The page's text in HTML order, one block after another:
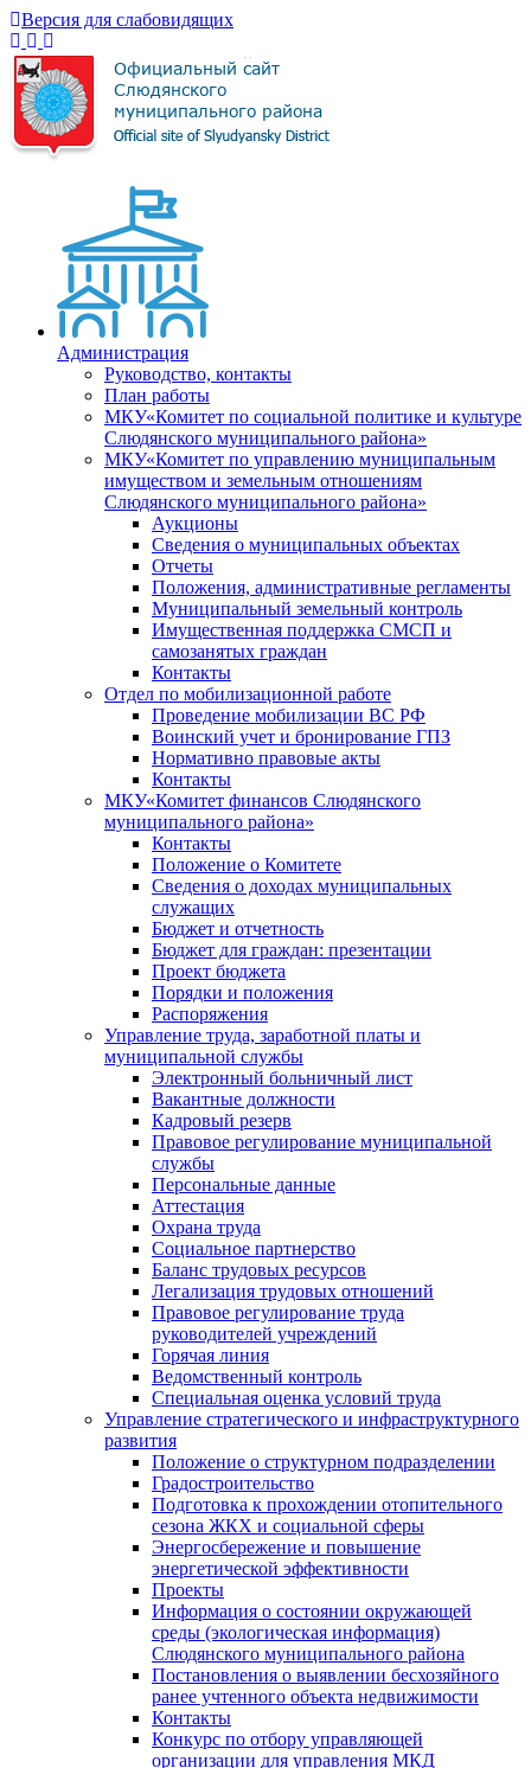
Версия для слабовидящих
Администрация
Руководство, контакты
План работы
МКУ«Комитет по социальной политике и культуре
Слюдянского муниципального района»
МКУ«Комитет по управлению муниципальным
имуществом и земельным отношениям
Слюдянского муниципального района»
Аукционы
Сведения о муниципальных объектах
Отчеты
Положения, административные регламенты
Муниципальный земельный контроль
Имущественная поддержка СМСП и
самозанятых граждан
Контакты
Отдел по мобилизационной работе
Проведение мобилизации ВС РФ
Воинский учет и бронирование ГПЗ
Нормативно правовые акты
Контакты
МКУ«Комитет финансов Слюдянского
муниципального района»
Контакты
Положение о Комитете
Сведения о доходах муниципальных
служащих
Бюджет и отчетность
Бюджет для граждан: презентации
Проект бюджета
Порядки и положения
Распоряжения
Управление труда, заработной платы и
муниципальной службы
Электронный больничный лист
Вакантные должности
Кадровый резерв
Правовое регулирование муниципальной
службы
Персональные данные
Аттестация
Охрана труда
Социальное партнерство
Баланс трудовых ресурсов
Легализация трудовых отношений
Правовое регулирование труда
руководителей учреждений
Горячая линия
Ведомственный контроль
Специальная оценка условий труда
Управление стратегического и инфраструктурного
развития
Положение о структурном подразделении
Градостроительство
Подготовка к прохождении отопительного
сезона ЖКХ и социальной сферы
Энергосбережение и повышение
энергетической эффективности
Проекты
Информация о состоянии окружающей
среды (экологическая информация)
Слюдянского муниципального района
Постановления о выявлении бесхозяйного
ранее учтенного объекта недвижимости
Контакты
Конкурс по отбору управляющей
организации для управления МКД